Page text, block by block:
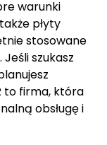
warunki
płyty
stosowane
szukasz
to firma, która
obsługę i